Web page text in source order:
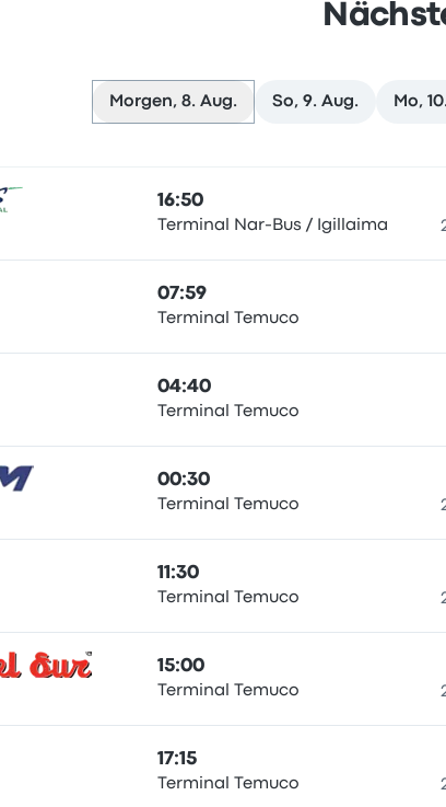
Morgen, 8. Aug. So, 9. Aug. Mo,
16:50
Terminal Nar-Bus / Igillaima
07:59
Terminal Temuco
04:40
Terminal Temuco
00:30
Terminal Temuco
11:30
Terminal Temuco
15:00
Terminal Temuco
17:15
Terminal Temuco